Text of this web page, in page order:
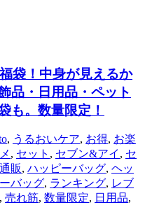
袋！中身が見えるか
品・日用品・ペット
も。数量限定！
, うるおいケア, お得, お楽
, セット , セブン&アイ , セ
販, ハッピーバッグ, ヘッ
バッグ, ランキング, レブ
, 売れ筋, 数量限定, 日用品,